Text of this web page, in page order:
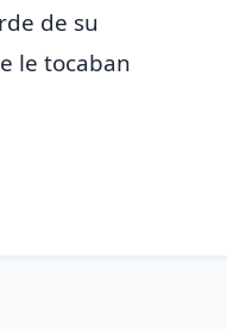
de su
le tocaban